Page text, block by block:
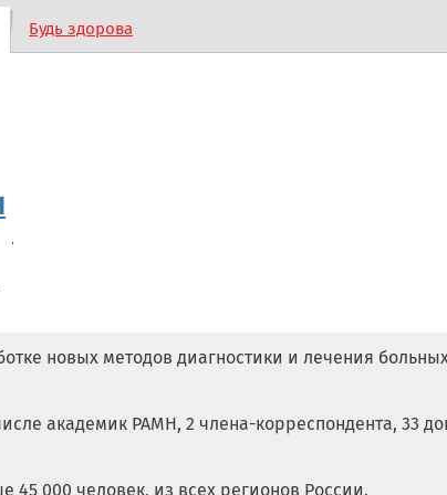
Будь здорова
новых методов диагностики и лечения больных
академик РАМН, 2 члена-корреспондента, 33
000 человек, из всех регионов России.